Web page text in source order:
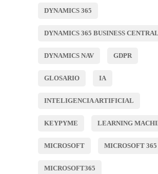
DYNAMICS 365
DYNAMICS 365 BUSINESS CENTRAL
DYNAMICS NAV GDPR
GLOSARIO IA
INTELIGENCIA ARTIFICIAL
KEYPYME LEARNING
MICROSOFT MICROSOFT 365
MICROSOFT365